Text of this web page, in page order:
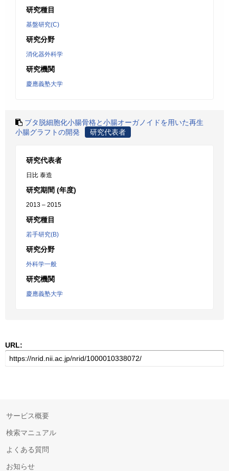
研究種目
基盤研究(C)
研究分野
消化器外科学
研究機関
慶應義塾大学
ブタ脱細胞化小腸骨格と小腸オーガノイドを用いた再生
小腸グラフトの開発
研究代表者
研究代表者
日比 泰造
研究期間 (年度)
2013 – 2015
研究種目
若手研究(B)
研究分野
外科学一般
研究機関
慶應義塾大学
URL:
サービス概要
検索マニュアル
よくある質問
お知らせ